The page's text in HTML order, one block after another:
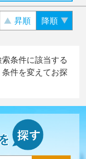
昇順 降順
条件に該当する
件を変えてお探